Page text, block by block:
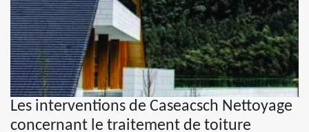
Les interventions de Caseacsch Nettoyage
concernant le traitement de toiture